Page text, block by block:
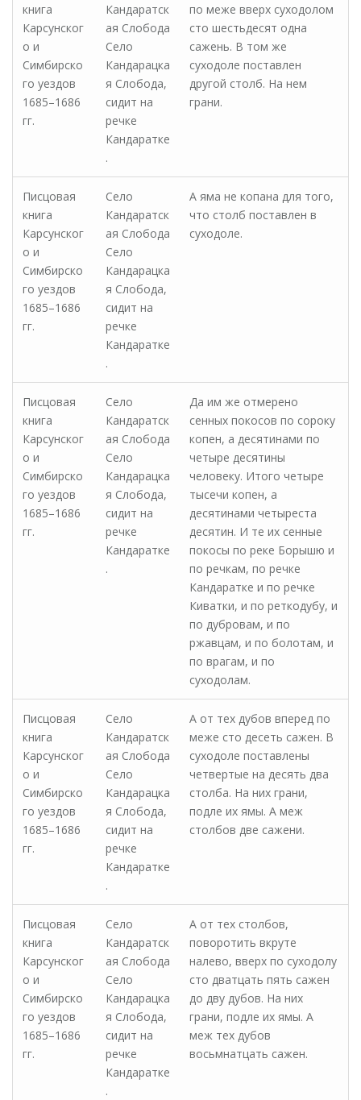
книга
Карсунског
о и
Симбирско
го уездов
1685–1686
гг.
Кандаратск
ая Слобода
Село
Кандарацка
я Слобода,
сидит на
речке
Кандаратке
.
по меже вверх суходолом
сто шестьдесят одна
сажень. В том же
суходоле поставлен
другой столб. На нем
грани.
Писцовая
книга
Карсунског
о и
Симбирско
го уездов
1685–1686
гг.
Село
Кандаратск
ая Слобода
Село
Кандарацка
я Слобода,
сидит на
речке
Кандаратке
.
А яма не копана для того,
что столб поставлен в
суходоле.
Писцовая
книга
Карсунског
о и
Симбирско
го уездов
1685–1686
гг.
Село
Кандаратск
ая Слобода
Село
Кандарацка
я Слобода,
сидит на
речке
Кандаратке
.
Да им же отмерено
сенных покосов по сороку
копен, а десятинами по
четыре десятины
человеку. Итого четыре
тысечи копен, а
десятинами четыреста
десятин. И те их сенные
покосы по реке Борышю и
по речкам, по речке
Кандаратке и по речке
Киватки, и по реткодубу, и
по дубровам, и по
ржавцам, и по болотам, и
по врагам, и по
суходолам.
Писцовая
книга
Карсунског
о и
Симбирско
го уездов
1685–1686
гг.
Село
Кандаратск
ая Слобода
Село
Кандарацка
я Слобода,
сидит на
речке
Кандаратке
.
А от тех дубов вперед по
меже сто десеть сажен. В
суходоле поставлены
четвертые на десять два
столба. На них грани,
подле их ямы. А меж
столбов две сажени.
Писцовая
книга
Карсунског
о и
Симбирско
го уездов
1685–1686
гг.
Село
Кандаратск
ая Слобода
Село
Кандарацка
я Слобода,
сидит на
речке
Кандаратке
.
А от тех столбов,
поворотить вкруте
налево, вверх по суходолу
сто дватцать пять сажен
до дву дубов. На них
грани, подле их ямы. А
меж тех дубов
восьмнатцать сажен.